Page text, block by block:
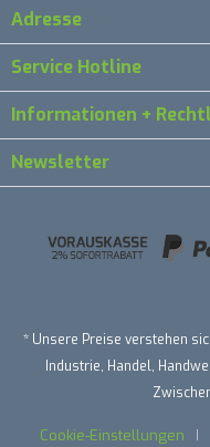
Adresse
Service Hotline
Informationen +
Newsletter
* Unsere Preise verstehen
Industrie, Handel,
Cookie-Einstellungen